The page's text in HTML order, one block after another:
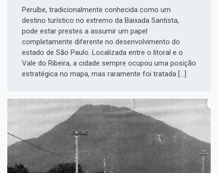
Peruíbe, tradicionalmente conhecida como um
destino turístico no extremo da Baixada Santista,
pode estar prestes a assumir um papel
completamente diferente no desenvolvimento do
estado de São Paulo. Localizada entre o litoral e o
Vale do Ribeira, a cidade sempre ocupou uma posição
estratégica no mapa, mas raramente foi tratada […]